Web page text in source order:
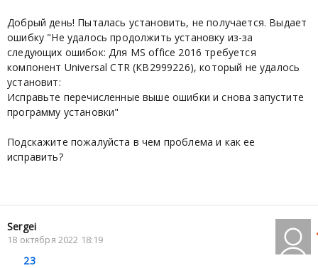
Добрый день! Пыталась установить, не получается. Выдает
ошибку "Не удалось продолжить установку из-за
следующих ошибок: Для МS office 2016 требуется
компонент Universal CTR (КВ2999226), который не удалось
установит:
Исправьте перечисленные выше ошибки и снова запустите
программу установки"
Подскажите пожалуйста в чем проблема и как ее
исправить?
Sergei
18 октября 2022 18:19
23